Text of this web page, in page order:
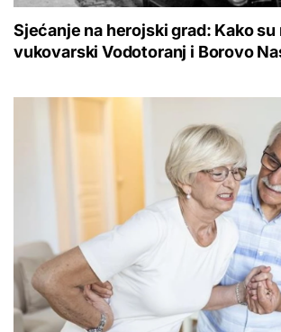
Sjećanje na herojski grad: Kako su
vukovarski Vodotoranj i Borovo